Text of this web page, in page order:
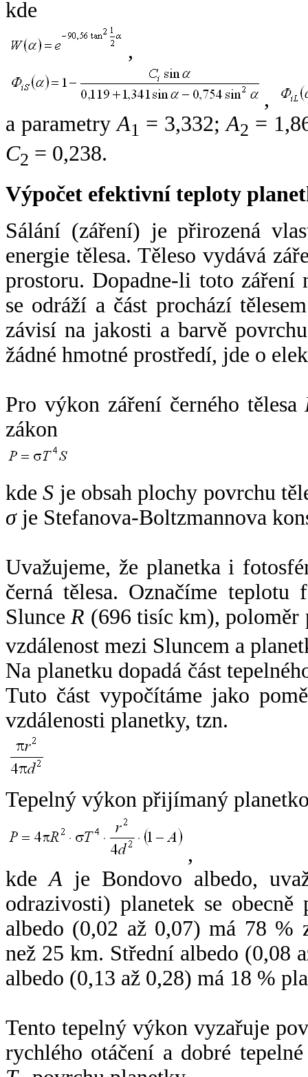
kde
,
,
a parametryA1 = 3,332;A2 =
C2 = 0,238.
Výpočet efektivní teploty
Sálání (záření) je přirozená
energie tělesa. Těleso vydává
prostoru. Dopadne-li toto záření
se odráží a část prochází
závisí na jakosti a barvě
žádné hmotné prostředí, jde o
Pro výkon záření černého tělesa
zákon
kdeS je obsah plochy povrchu
σje Stefanova-Boltzmannova
Uvažujeme, že planetka i
černá tělesa. Označíme
SlunceR (696 tisíc km),
vzdálenost mezi Sluncem a
Na planetku dopadá část
Tuto část vypočítáme jako
vzdálenosti planetky, tzn.
Tepelný výkon přijímaný
,
kdeA je Bondovo albedo,
odrazivosti) planetek se
albedo (0,02 až 0,07) má 78 %
než 25 km. Střední albedo (0,08
albedo (0,13 až 0,28) má 18 %
Tento tepelný výkon vyzařuje
rychlého otáčení a dobré